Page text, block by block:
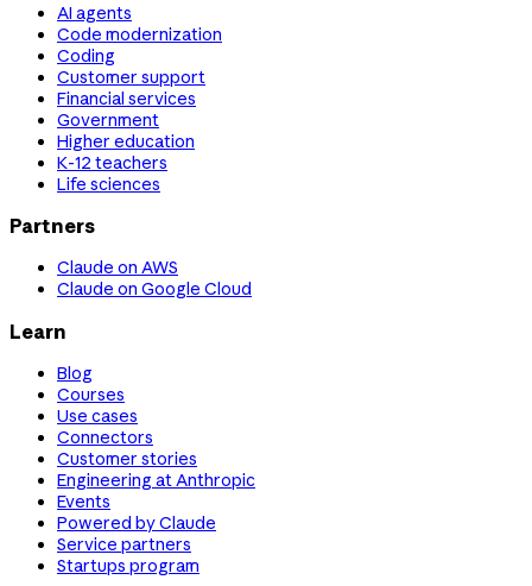
AI agents
Code modernization
Coding
Customer support
Financial services
Government
Higher education
K-12 teachers
Life sciences
Partners
Claude on AWS
Claude on Google Cloud
Learn
Blog
Courses
Use cases
Connectors
Customer stories
Engineering at Anthropic
Events
Powered by Claude
Service partners
Startups program